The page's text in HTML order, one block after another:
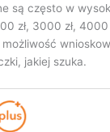
są często w
zł, 3000 zł, 4000
jakiej szuka.